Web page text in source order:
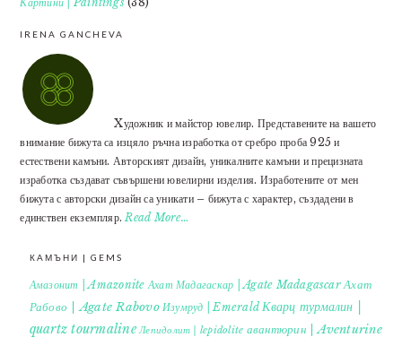
IRENA GANCHEVA
Xудожник и майстор ювелир. Представените на вашето
внимание бижута са изцяло ръчна изработка от сребро проба 925 и
естествени камъни. Авторският дизайн, уникалните камъни и прецизната
изработка създават съвършени ювелирни изделия. Изработените от мен
бижута с авторски дизайн са уникати – бижута с характер, създадени в
единствен екземпляр. Read More…
КАМЪНИ | GEMS
Амазонит | Amazonite Ахат Мадагаскар | Agate Madagascar Ахат
Рабово | Agate Rabovo Изумруд | Emerald Кварц турмалин |
quartz tourmaline Лепидолит | lepidolite авантюрин | Aventurine